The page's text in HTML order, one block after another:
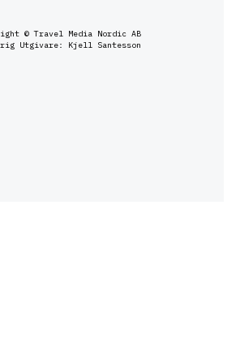
© Travel Media Nordic AB
Utgivare: Kjell Santesson